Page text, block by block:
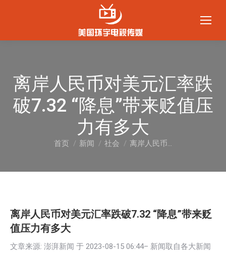
离岸人民币对美元汇率跌
破7.32 “降息”带来贬值压
力有多大
您在这里：
首页 新闻 社会 离岸人民币…
离岸人民币对美元汇率跌破7.32 “降息”带来贬
值压力有多大
文章来源: 澎湃新闻 于 2023-08-15 06:44– 新闻取自各大新闻